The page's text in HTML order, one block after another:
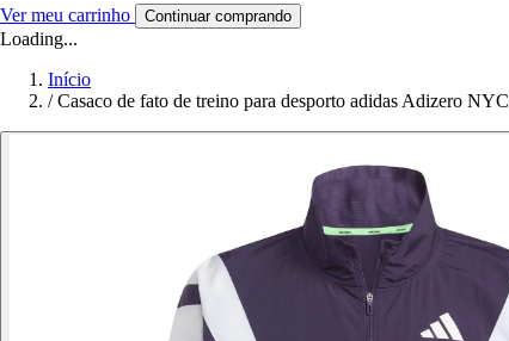
Ver meu carrinho Continuar comprando
Loading...
Início
/ Casaco de fato de treino para desporto adidas Adizero NYC